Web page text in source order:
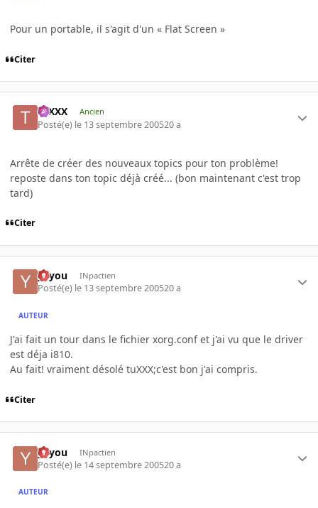
Pour un portable, il s'agit d'un « Flat Screen »
Citer
tuXXX Ancien
Posté(e) le 13 septembre 200520 a
Arrête de créer des nouveaux topics pour ton problème!
reposte dans ton topic déjà créé... (bon maintenant c'est trop
tard)
Citer
yayou INpactien
Posté(e) le 13 septembre 200520 a
AUTEUR
J'ai fait un tour dans le fichier xorg.conf et j'ai vu que le driver
est déja i810.
Au fait! vraiment désolé tuXXX;c'est bon j'ai compris.
Citer
yayou INpactien
Posté(e) le 14 septembre 200520 a
AUTEUR